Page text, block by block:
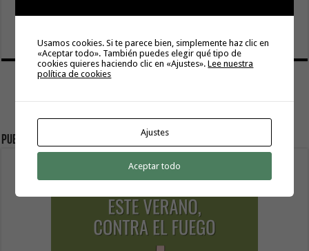
de La Rajita con la pavimentación de los aparcamientos
Publicidad
Usamos cookies. Si te parece bien, simplemente haz clic en
«Aceptar todo». También puedes elegir qué tipo de
cookies quieres haciendo clic en «Ajustes».Lee nuestra
política de cookies
Ajustes
Aceptar todo